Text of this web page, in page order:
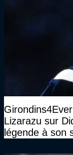
Lizarazu sur
légende à son